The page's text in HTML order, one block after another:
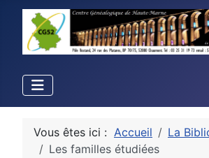
Vous êtes ici : Accueil
La
Les familles étudiées